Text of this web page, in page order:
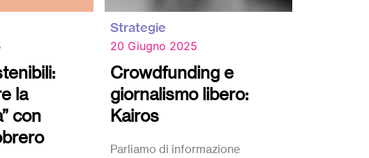
la
con
Strategie
20 Giugno 2025
Crowdfunding e
giornalismo libero:
Kairos
Parliamo di informazione